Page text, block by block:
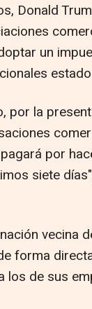
Donald
un
por la
por
siete
vecina
forma
los de sus